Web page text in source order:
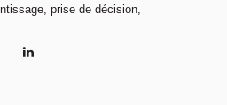
prise de décision,